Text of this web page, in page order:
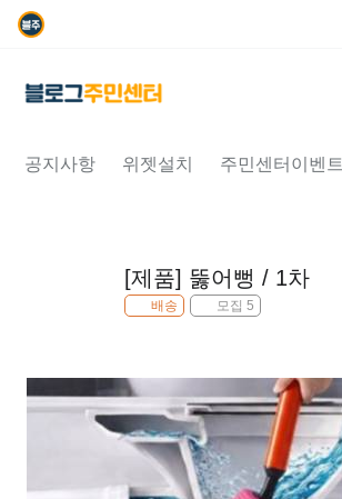
공지사항 위젯설치 주민센터이벤트
[제품] 뚫어뻥 / 1차
배송 모집 5